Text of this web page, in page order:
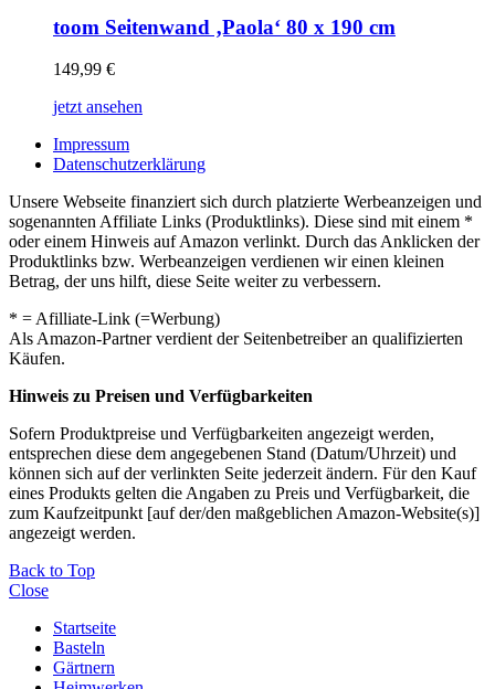
toom Seitenwand ‚Paola‘ 80 x 190 cm
149,99 €
jetzt ansehen
Impressum
Datenschutzerklärung
Unsere Webseite finanziert sich durch platzierte Werbeanzeigen und
sogenannten Affiliate Links (Produktlinks). Diese sind mit einem *
oder einem Hinweis auf Amazon verlinkt. Durch das Anklicken der
Produktlinks bzw. Werbeanzeigen verdienen wir einen kleinen
Betrag, der uns hilft, diese Seite weiter zu verbessern.
* = Afilliate-Link (=Werbung)
Als Amazon-Partner verdient der Seitenbetreiber an qualifizierten
Käufen.
Hinweis zu Preisen und Verfügbarkeiten
Sofern Produktpreise und Verfügbarkeiten angezeigt werden,
entsprechen diese dem angegebenen Stand (Datum/Uhrzeit) und
können sich auf der verlinkten Seite jederzeit ändern. Für den Kauf
eines Produkts gelten die Angaben zu Preis und Verfügbarkeit, die
zum Kaufzeitpunkt [auf der/den maßgeblichen Amazon-Website(s)]
angezeigt werden.
Back to Top
Close
Startseite
Basteln
Gärtnern